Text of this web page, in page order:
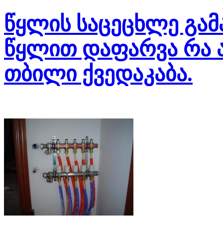
წყლის საცეცხლე
წყლით დაფარვა რა
თბილი ქვედაკაბა.